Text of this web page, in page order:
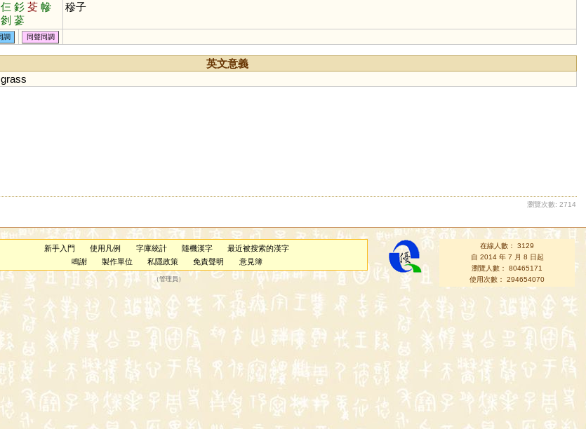
仨 釤 芟 幓
剼 蔘
穇子
調 同聲同調
英文意義
grass
瀏覽次數: 2714
新手入門 使用凡例 字庫統計 隨機漢字
最近被搜索的漢字
鳴謝
製作單位 私隱政策 免責聲明 意見簿
（管理員 ）
在線人數： 3129
自 2014 年 7 月 8 日起
瀏覽人數： 80465171
使用次數： 294654070